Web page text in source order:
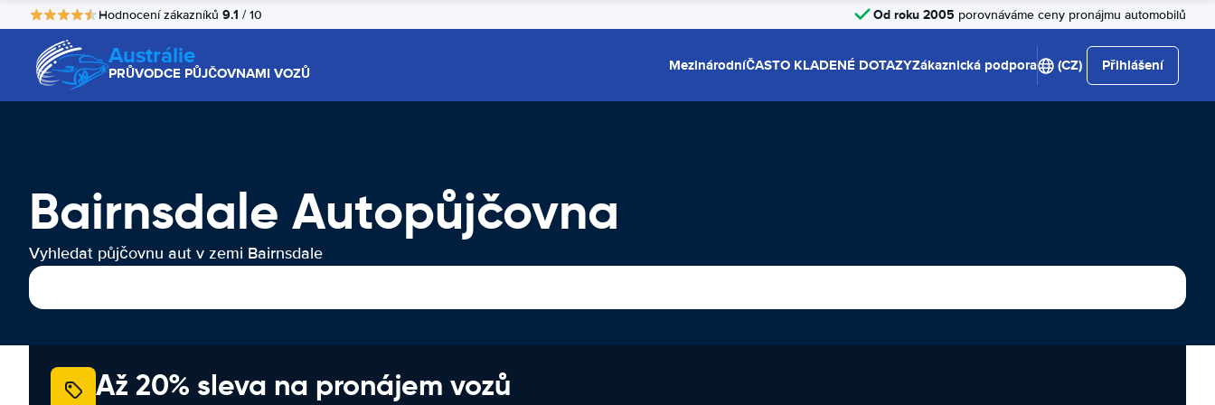
Hodnocení zákazníků 9.1 / 10 Od roku 2005 porovnáváme ceny pronájmu automobilů
Austrálie
PRŮVODCE PŮJČOVNAMI VOZŮ MezinárodníČASTO KLADENÉ DOTAZYZákaznická podpora (CZ) Přihlášení
Bairnsdale Autopůjčovna
Vyhledat půjčovnu aut v zemi Bairnsdale
Až 20% sleva na pronájem vozů